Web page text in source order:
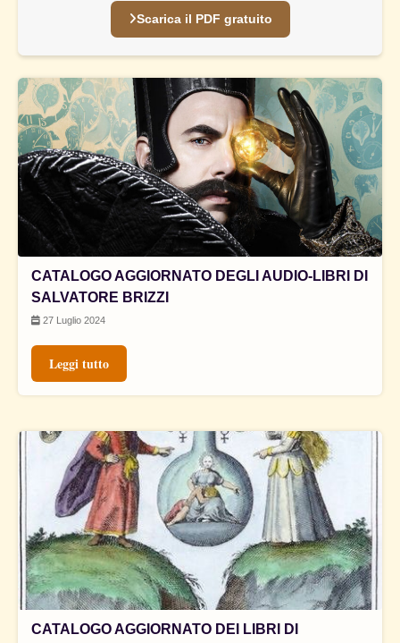
Scarica il PDF gratuito
CATALOGO AGGIORNATO DEGLI AUDIO-LIBRI DI
SALVATORE BRIZZI
27 Luglio 2024
Leggi tutto
CATALOGO AGGIORNATO DEI LIBRI DI